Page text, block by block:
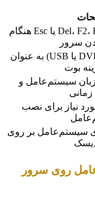
با فشردن کلیدهای Del، F2، F12 یا Esc هنگام
سرور
انتخاب رسانه نصب (DVD یا USB) به عنوان
بوت
سیستم‌عامل و
نیاز برای نصب
سیستم‌عامل بر روی
روی سرور